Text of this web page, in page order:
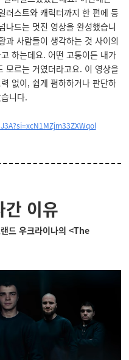
러스트와 캐릭터까지 한 편에 등
나드는 멋진 영상을 완성했습니
과 사람들이 생각하는 것 사이의
하는데요. 어떤 고통이든 내가
모르는 거였더라고요. 이 영상을
없이, 쉽게 폄하하거나 판단하
니다.
간 이유
드 우크라이나의 <The